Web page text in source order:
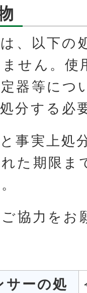
、以下の
せん。使
器等につ
分する必
事実上処
た期限ま
協力をお
サーの処